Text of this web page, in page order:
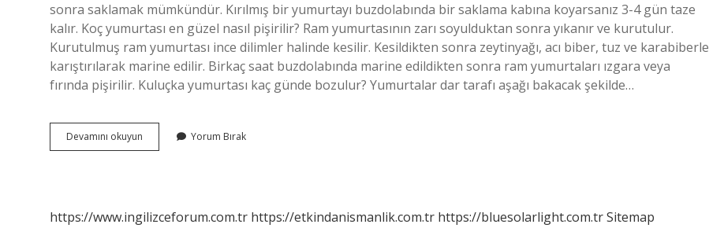
sonra saklamak mümkündür. Kırılmış bir yumurtayı buzdolabında bir saklama kabına koyarsanız 3-4 gün taze
kalır. Koç yumurtası en güzel nasıl pişirilir? Ram yumurtasının zarı soyulduktan sonra yıkanır ve kurutulur.
Kurutulmuş ram yumurtası ince dilimler halinde kesilir. Kesildikten sonra zeytinyağı, acı biber, tuz ve karabiberle
karıştırılarak marine edilir. Birkaç saat buzdolabında marine edildikten sonra ram yumurtaları ızgara veya
fırında pişirilir. Kuluçka yumurtası kaç günde bozulur? Yumurtalar dar tarafı aşağı bakacak şekilde…
Devamını okuyun
Yumurtası
Yorum Bırak
https://www.ingilizceforum.com.tr https://etkindanismanlik.com.tr https://bluesolarlight.com.trSitemap